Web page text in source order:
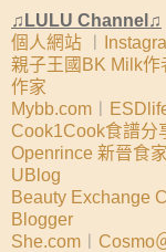
♫LULU Channel♫
個人網站
親子王國BK Milk作
作家
Mybb.com
Cook1Cook食譜分
Openrince 新晉食家
UBlog
Beauty Exchange
Blogger
She.com
Cosmo